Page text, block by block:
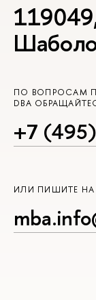
ПО ВОПРОСАМ
DBA
+7
ИЛИ ПИШИТЕ